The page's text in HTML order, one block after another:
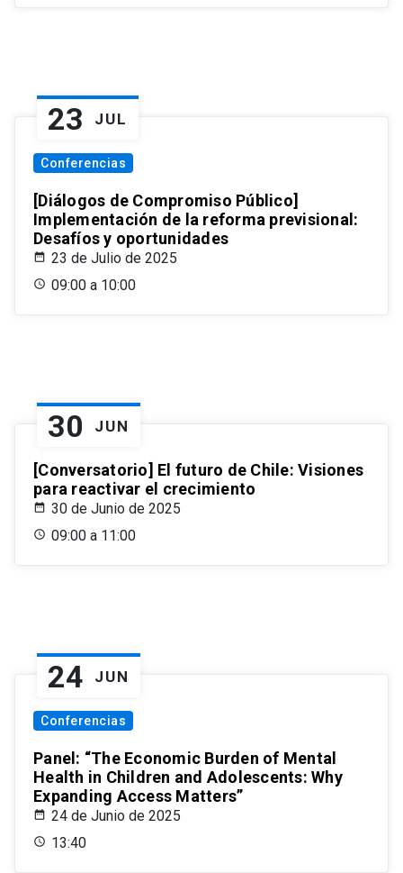
23 JUL
Conferencias
[Diálogos de Compromiso Público]
Implementación de la reforma previsional:
Desafíos y oportunidades
23 de Julio de 2025
09:00 a 10:00
30 JUN
[Conversatorio] El futuro de Chile: Visiones
para reactivar el crecimiento
30 de Junio de 2025
09:00 a 11:00
24 JUN
Conferencias
Panel: “The Economic Burden of Mental
Health in Children and Adolescents: Why
Expanding Access Matters”
24 de Junio de 2025
13:40